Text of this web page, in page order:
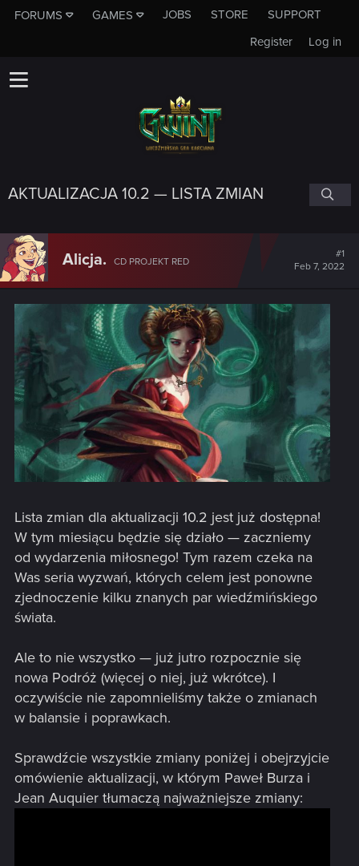
FORUMS GAMES JOBS STORE
SUPPORT
Log in
Register
AKTUALIZACJA 10.2 — LISTA ZMIAN
Alicja. CD PROJEKT RED
#1
Feb 7, 2022
Lista zmian dla aktualizacji 10.2 jest już dostępna!
W tym miesiącu będzie się działo — zaczniemy
od wydarzenia miłosnego! Tym razem czeka na
Was seria wyzwań, których celem jest ponowne
zjednoczenie kilku znanych par wiedźmińskiego
świata.
Ale to nie wszystko — już jutro rozpocznie się
nowa Podróż (więcej o niej, już wkrótce). I
oczywiście nie zapomnieliśmy także o zmianach
w balansie i poprawkach.
Sprawdźcie wszystkie zmiany poniżej i obejrzyjcie
omówienie aktualizacji, w którym Paweł Burza i
Jean Auquier tłumaczą najważniejsze zmiany: